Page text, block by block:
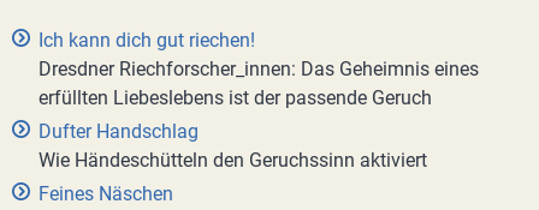
Ich kann dich gut riechen!
Dresdner Riechforscher_innen: Das Geheimnis eines
erfüllten Liebeslebens ist der passende Geruch
Dufter Handschlag
Wie Händeschütteln den Geruchssinn aktiviert
Feines Näschen